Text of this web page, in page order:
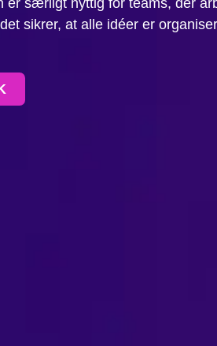
sikrer, at alle idéer er